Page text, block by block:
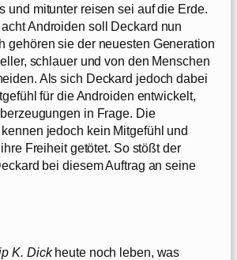
und mitunter reisen sei auf die Erde.
Androiden soll Deckard nun
gehören sie der neuesten Generation
schlauer und von den Menschen
Als sich Deckard jedoch dabei
für die Androiden entwickelt,
in Frage. Die
jedoch kein Mitgefühl und
Freiheit getötet. So stößt der
bei diesem Auftrag an seine
K. Dickheute noch leben, was